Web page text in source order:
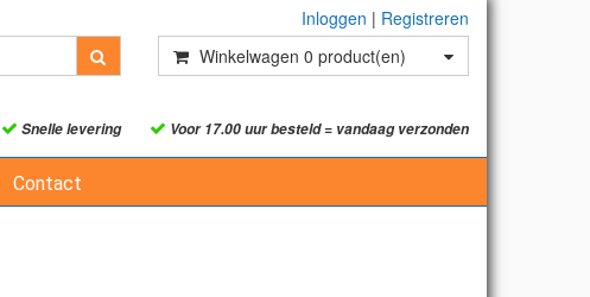
Inloggen | Registreren
Winkelwagen 0 product(en)
Snelle levering Voor 17.00 uur besteld = vandaag verzonden
Contact